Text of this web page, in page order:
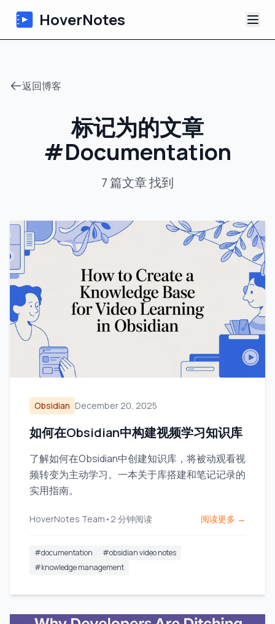
HoverNotes
AI 视频笔记
教程
关于
博客
返回博客
标记为的文章
#Documentation
7篇文章找到
Obsidian December 20, 2025
如何在Obsidian中构建视频学习知识库
了解如何在Obsidian中创建知识库，将被动观看视
频转变为主动学习。一本关于库搭建和笔记记录的
实用指南。
HoverNotes Team • 2 分钟阅读 阅读更多 →
#documentation #obsidian video notes
#knowledge management